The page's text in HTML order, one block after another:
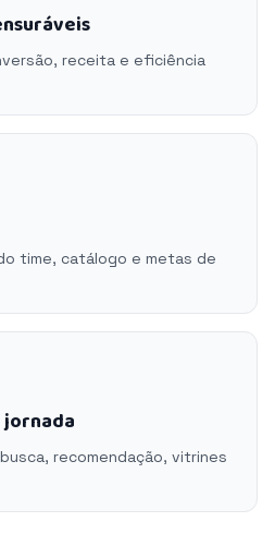
receita e eficiência
time, catálogo e metas de
recomendação, vitrines